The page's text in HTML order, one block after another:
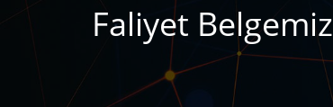
Faliyet Belgemiz